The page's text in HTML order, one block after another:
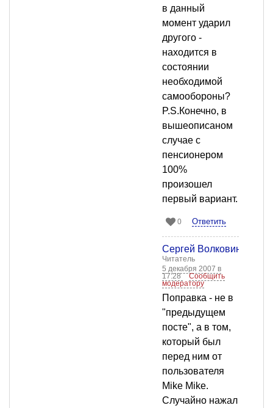
в данный
момент ударил
другого -
находится в
состоянии
необходимой
самообороны?
P.S.Конечно, в
вышеописаном
случае с
пенсионером
100%
произошел
первый вариант.
0 Ответить
Сергей Волковинский
Читатель
5 декабря 2007 в
17:28
Сообщить
модератору
Поправка - не в
"предыдущем
посте", а в том,
который был
перед ним от
пользователя
Mike Mike.
Случайно нажал